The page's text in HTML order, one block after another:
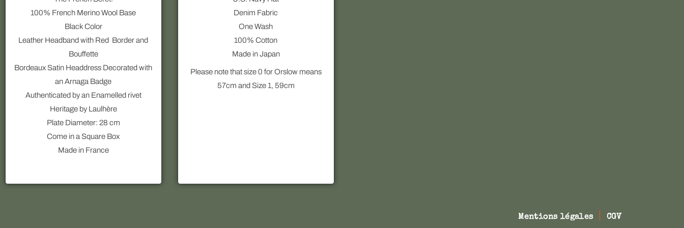
100% French Merino Wool Base
Black Color
Leather Headband with Red Border and
Bouffette
Bordeaux Satin Headdress Decorated with
an Arnaga Badge
Authenticated by an Enamelled rivet
Heritage by Laulhère
Plate Diameter: 28 cm
Come in a Square Box
Made in France
Denim Fabric
One Wash
100% Cotton
Made in Japan
Please note that size 0 for Orslow means
57cm and Size 1, 59cm
Mentions légales CGV